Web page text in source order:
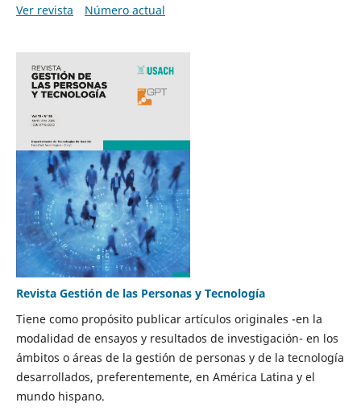
Ver revista
Número actual
Revista Gestión de las Personas y Tecnología
Tiene como propósito publicar artículos originales -en la
modalidad de ensayos y resultados de investigación- en los
ámbitos o áreas de la gestión de personas y de la tecnología
desarrollados, preferentemente, en América Latina y el
mundo hispano.